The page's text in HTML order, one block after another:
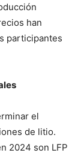
han
participantes
el
de litio.
2024 son LFP